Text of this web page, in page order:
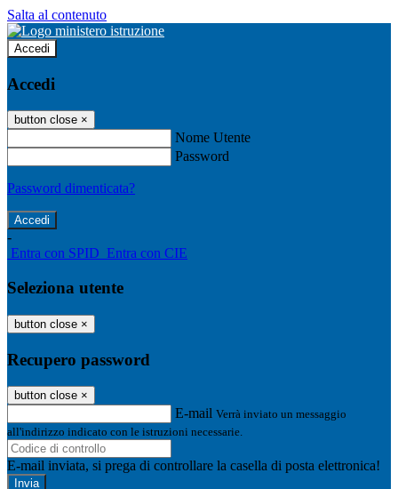
Salta al contenuto
Accedi
Accedi
button close ×
Nome Utente
Password
Password dimenticata?
-
Entra con SPID Entra con CIE
Seleziona utente
button close ×
Recupero password
button close ×
E-mail Verrà inviato un messaggio
all'indirizzo indicato con le istruzioni necessarie.
E-mail inviata, si prega di controllare la casella di posta elettronica!